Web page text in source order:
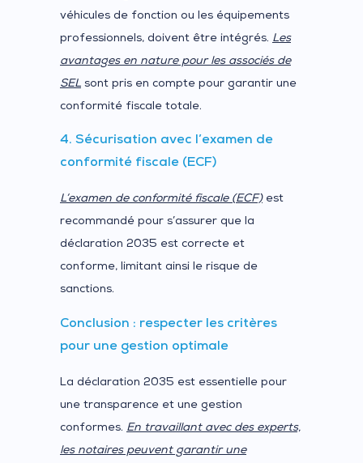
véhicules de fonction ou les équipements
professionnels, doivent être intégrés. Les
avantages en nature pour les associés de
SEL sont pris en compte pour garantir une
conformité fiscale totale.
4. Sécurisation avec l’examen de
conformité fiscale (ECF)
L’examen de conformité fiscale (ECF)est
recommandé pour s’assurer que la
déclaration 2035 est correcte et
conforme, limitant ainsi le risque de
sanctions.
Conclusion : respecter les critères
pour une gestion optimale
La déclaration 2035 est essentielle pour
une transparence et une gestion
conformes. En travaillant avec des experts,
les notaires peuvent garantir une